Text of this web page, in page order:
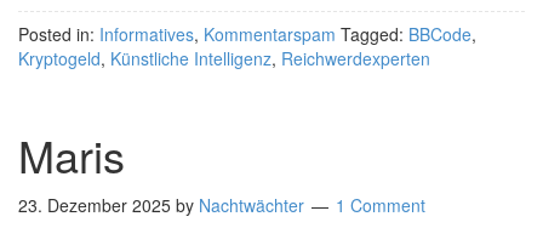
Posted in: Informatives, Kommentarspam Tagged: BBCode,
Kryptogeld, Künstliche Intelligenz, Reichwerdexperten
Maris
23. Dezember 2025 by Nachtwächter 1 Comment